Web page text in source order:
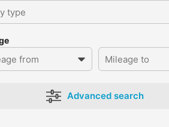
Advanced search